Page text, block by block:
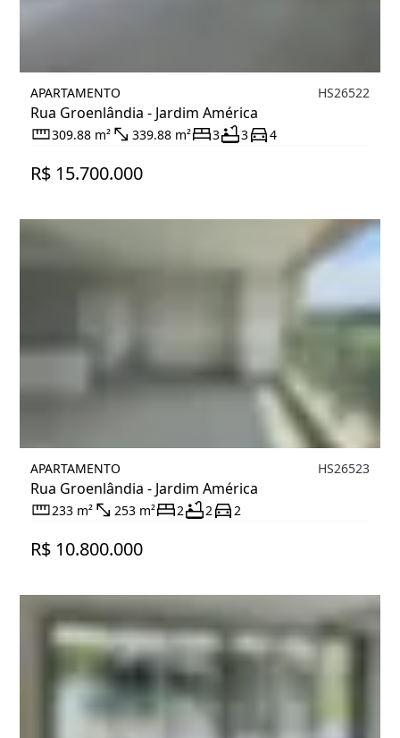
APARTAMENTO
Rua Groenlândia - Jardim América
HS26522
309.88 m² 339.88 m² 3 3 4
R$ 15.700.000
APARTAMENTO
Rua Groenlândia - Jardim América
HS26523
233 m² 253 m² 2 2 2
R$ 10.800.000